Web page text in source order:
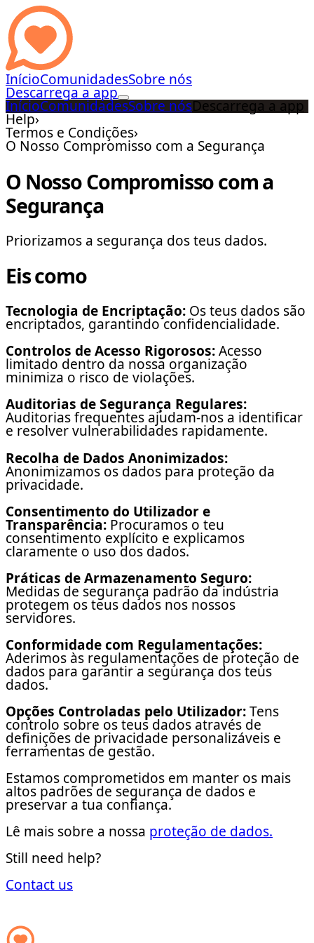
InícioComunidadesSobre nós
Descarrega a app
InícioComunidadesSobre nósDescarrega a app
Help›
Termos e Condições›
O Nosso Compromisso com a Segurança
O Nosso Compromisso com a
Segurança
Priorizamos a segurança dos teus dados.
Eis como
Tecnologia de Encriptação: Os teus dados são
encriptados, garantindo confidencialidade.
Controlos de Acesso Rigorosos:Acesso
limitado dentro da nossa organização
minimiza o risco de violações.
Auditorias de Segurança Regulares:
Auditorias frequentes ajudam-nos a identificar
e resolver vulnerabilidades rapidamente.
Recolha de Dados Anonimizados:
Anonimizamos os dados para proteção da
privacidade.
Consentimento do Utilizador e
Transparência: Procuramos o teu
consentimento explícito e explicamos
claramente o uso dos dados.
Práticas de Armazenamento Seguro:
Medidas de segurança padrão da indústria
protegem os teus dados nos nossos
servidores.
Conformidade com Regulamentações:
Aderimos às regulamentações de proteção de
dados para garantir a segurança dos teus
dados.
Opções Controladas pelo Utilizador:Tens
controlo sobre os teus dados através de
definições de privacidade personalizáveis e
ferramentas de gestão.
Estamos comprometidos em manter os mais
altos padrões de segurança de dados e
preservar a tua confiança.
Lê mais sobre a nossa proteção de dados.
Still need help?
Contact us